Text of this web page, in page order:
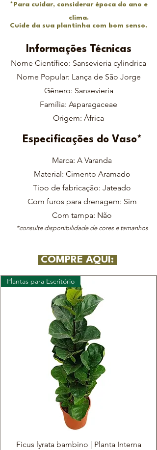
*Para cuidar, considerar época do ano e
clima.
Cuide da sua plantinha com bom senso.
Informações Técnicas
Nome Científico: Sansevieria cylindrica
Nome Popular: Lança de São Jorge
Gênero: Sansevieria
Família: Asparagaceae
Origem: África
Especificações do Vaso*
Marca: A Varanda
Material: Cimento Aramado
Tipo de fabricação: Jateado
Com furos para drenagem: Sim
Com tampa: Não
*consulte disponibilidade de cores e tamanhos
COMPRE AQUI:
Plantas para Escritório
Ficus lyrata bambino | Planta Interna